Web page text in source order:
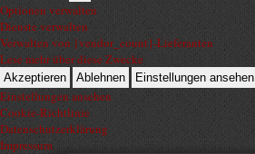
Optionen verwalten
Dienste verwalten
Verwalten von {vendor_count}-Lieferanten
Lese mehr über diese Zwecke
Akzeptieren Ablehnen Einstellungen ansehen
Einstellungen ansehen
Cookie-Richtlinie
Datenschutzerklärung
Impressum